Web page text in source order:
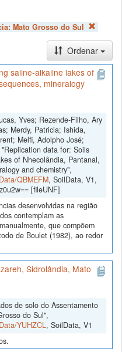
Mato Grosso do Sul
Ordenar
saline-alkaline lakes of
mineralogy
Yves; Rezende-Filho, Ary
Merdy, Patricia; Ishida,
Melfi, Adolpho José;
data for: Soils
of Nhecolândia, Pantanal,
and chemistry",
QBMEFM, SoilData, V1,
[fileUNF]
desenvolvidas na região
contemplam as
que compõem
de Boulet (1982), ao redor
Sidrolândia, Mato
de solo do Assentamento
do Sul",
YUHZCL, SoilData, V1